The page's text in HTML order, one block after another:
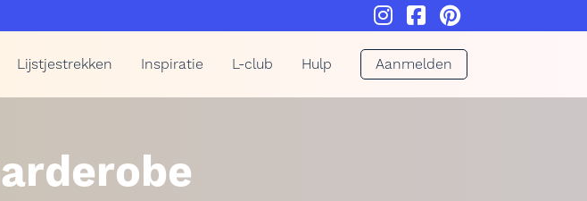
Lijstjestrekken Inspiratie L-club Hulp Aanmelden